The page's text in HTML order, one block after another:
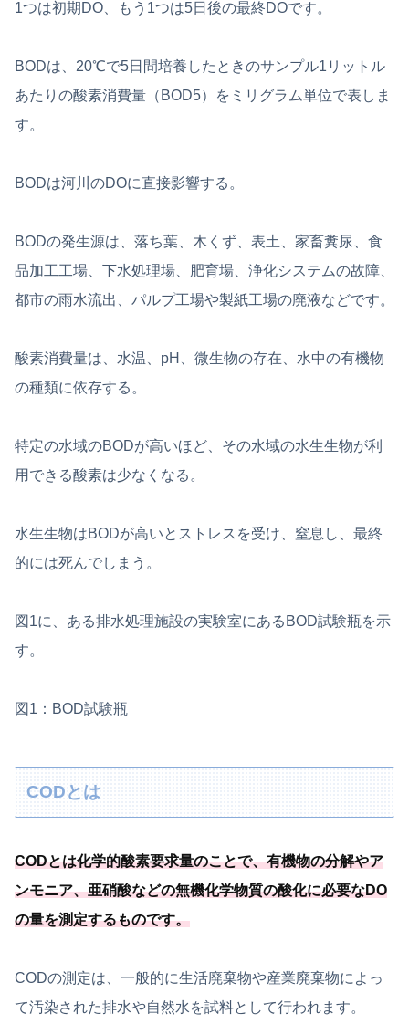
1つは初期DO、もう1つは5日後の最終DOです。
BODは、20℃で5日間培養したときのサンプル1リットル
あたりの酸素消費量（BOD5）をミリグラム単位で表しま
す。
BODは河川のDOに直接影響する。
BODの発生源は、落ち葉、木くず、表土、家畜糞尿、食
品加工工場、下水処理場、肥育場、浄化システムの故障、
都市の雨水流出、パルプ工場や製紙工場の廃液などです。
酸素消費量は、水温、pH、微生物の存在、水中の有機物
の種類に依存する。
特定の水域のBODが高いほど、その水域の水生生物が利
用できる酸素は少なくなる。
水生生物はBODが高いとストレスを受け、窒息し、最終
的には死んでしまう。
図1に、ある排水処理施設の実験室にあるBOD試験瓶を示
す。
図1：BOD試験瓶
CODとは
CODとは化学的酸素要求量のことで、有機物の分解やア
ンモニア、亜硝酸などの無機化学物質の酸化に必要なDO
の量を測定するものです。
CODの測定は、一般的に生活廃棄物や産業廃棄物によっ
て汚染された排水や自然水を試料として行われます。